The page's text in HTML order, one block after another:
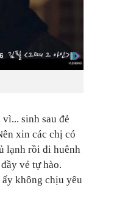
sinh sau đẻ
xin các chị có
lạnh rồi đi huênh
vẻ tự hào.
không chịu yêu